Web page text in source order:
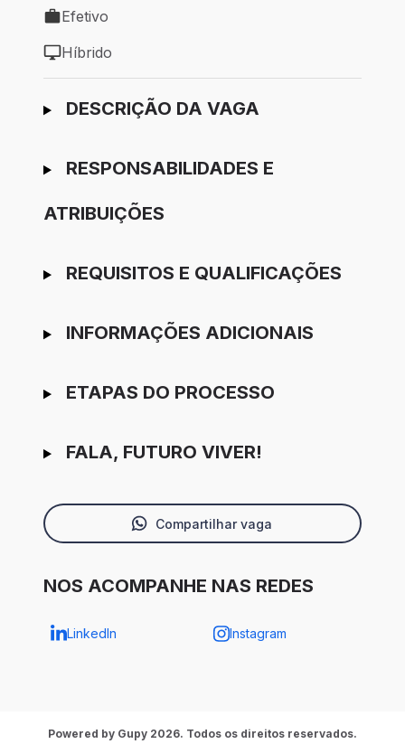
Tipo de vaga: Efetivo
Efetivo
Modelo de trabalho: Híbrido
Híbrido
Ir para candidatura
DESCRIÇÃO DA VAGA
RESPONSABILIDADES E
ATRIBUIÇÕES
REQUISITOS E QUALIFICAÇÕES
INFORMAÇÕES ADICIONAIS
ETAPAS DO PROCESSO
FALA, FUTURO VIVER!
Compartilhar vaga
NOS ACOMPANHE NAS REDES
LinkedIn Instagram
Powered by Gupy 2026. Todos os direitos reservados.